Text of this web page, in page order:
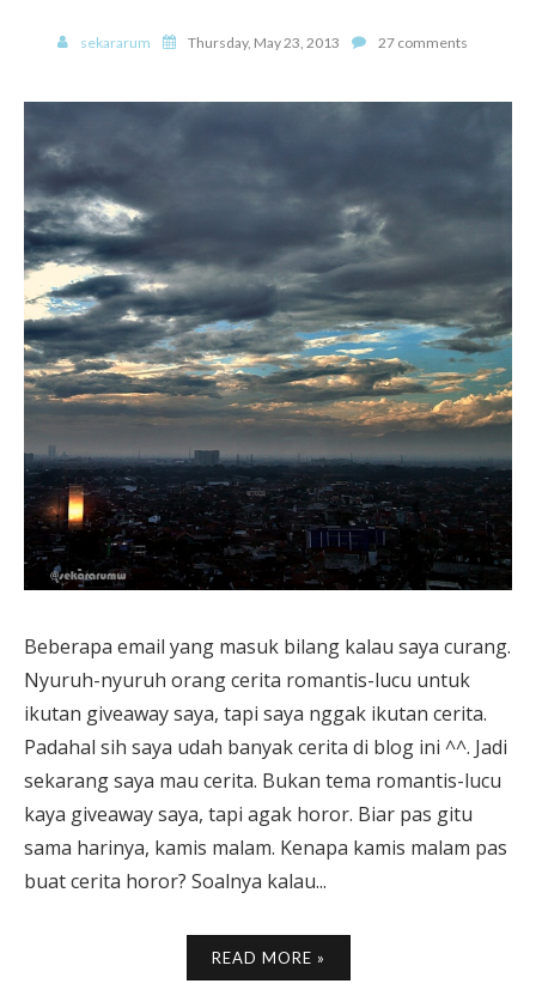
sekararum Thursday, May 23, 2013 27 comments
Beberapa email yang masuk bilang kalau saya curang.
Nyuruh-nyuruh orang cerita romantis-lucu untuk
ikutan giveaway saya, tapi saya nggak ikutan cerita.
Padahal sih saya udah banyak cerita di blog ini ^^. Jadi
sekarang saya mau cerita. Bukan tema romantis-lucu
kaya giveaway saya, tapi agak horor. Biar pas gitu
sama harinya, kamis malam. Kenapa kamis malam pas
buat cerita horor? Soalnya kalau...
READ MORE »